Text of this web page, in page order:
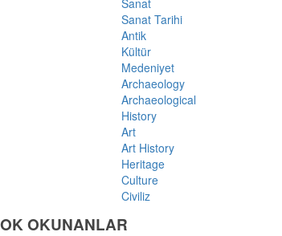
Sanat
Sanat Tarihi
Antik
Kültür
Medeniyet
Archaeology
Archaeological
History
Art
Art History
Heritage
Culture
Civiliz
OKUNANLAR